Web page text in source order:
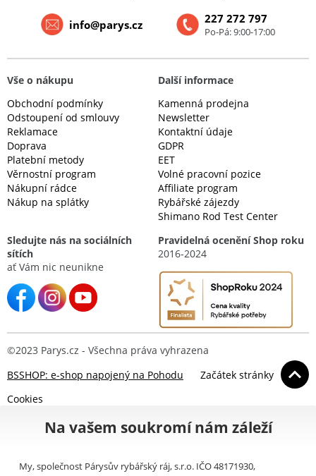
227 272 797
Po-Pá: 9:00-17:00
info@parys.cz
Vše o nákupu
Obchodní podmínky
Odstoupení od smlouvy
Reklamace
Doprava
Platební metody
Věrnostní program
Nákupní rádce
Nákup na splátky
Další informace
Kamenná prodejna
Newsletter
Kontaktní údaje
GDPR
EET
Volné pracovní pozice
Affiliate program
Rybářské zájezdy
Shimano Rod Test Center
Sledujte nás na sociálních
sítích
ať Vám nic neunikne
Pravidelná ocenění Shop roku
2016-2024
©2023 Parys.cz - Všechna práva vyhrazena
BSSHOP: e-shop napojený na Pohodu
Začátek stránky
Cookies
Na vašem soukromí nám záleží
My, společnost Párysův rybářský ráj, s.r.o. IČO 48171930,